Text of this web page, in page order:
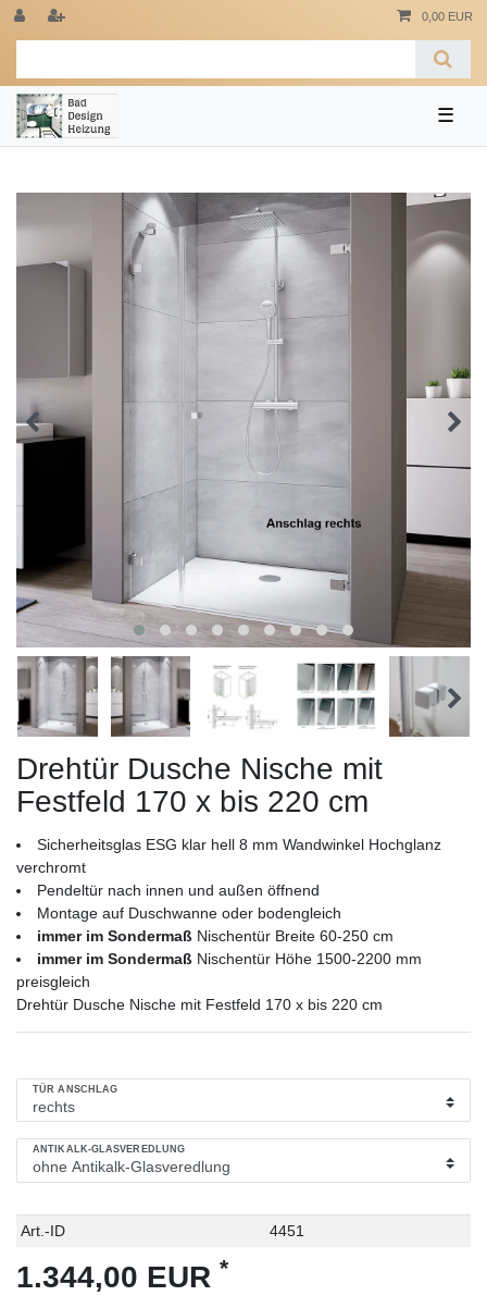
0,00 EUR
☰
Drehtür Dusche Nische mit
Festfeld 170 x bis 220 cm
Sicherheitsglas ESG klar hell 8 mm Wandwinkel Hochglanz
verchromt
Pendeltür nach innen und außen öffnend
Montage auf Duschwanne oder bodengleich
immer im Sondermaß Nischentür Breite 60-250 cm
immer im Sondermaß Nischentür Höhe 1500-2200 mm
preisgleich
Drehtür Dusche Nische mit Festfeld 170 x bis 220 cm
TÜR ANSCHLAG
ANTIKALK-GLASVEREDLUNG
Technisches
Wert
Art.-ID 4451
1.344,00 EUR *